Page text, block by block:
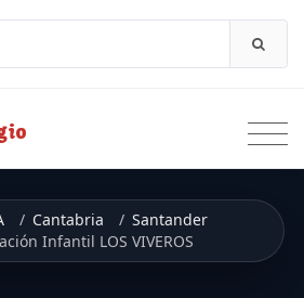
Cantabria
Santander
Infantil LOS VIVEROS